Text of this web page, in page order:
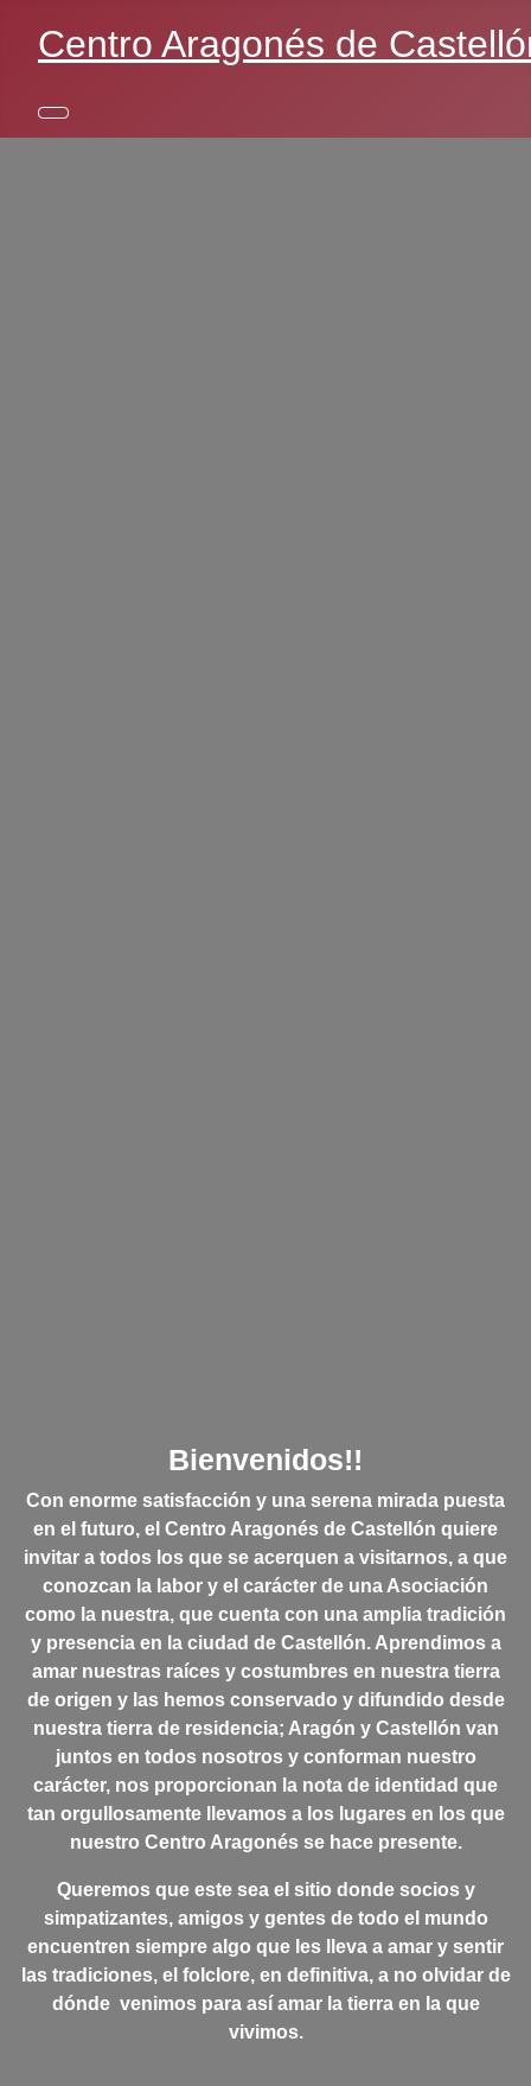
Centro Aragonés de
Bienvenidos!!
Con enorme satisfacción y una serena mirada puesta
en el futuro, el Centro Aragonés de Castellón quiere
invitar a todos los que se acerquen a visitarnos, a que
conozcan la labor y el carácter de una Asociación
como la nuestra, que cuenta con una amplia tradición
y presencia en la ciudad de Castellón. Aprendimos a
amar nuestras raíces y costumbres en nuestra tierra
de origen y las hemos conservado y difundido desde
nuestra tierra de residencia; Aragón y Castellón van
juntos en todos nosotros y conforman nuestro
carácter, nos proporcionan la nota de identidad que
tan orgullosamente llevamos a los lugares en los que
nuestro Centro Aragonés se hace presente.
Queremos que este sea el sitio donde socios y
simpatizantes, amigos y gentes de todo el mundo
encuentren siempre algo que les lleva a amar y sentir
las tradiciones, el folclore, en definitiva, a no olvidar de
dónde venimos para así amar la tierra en la que
vivimos.